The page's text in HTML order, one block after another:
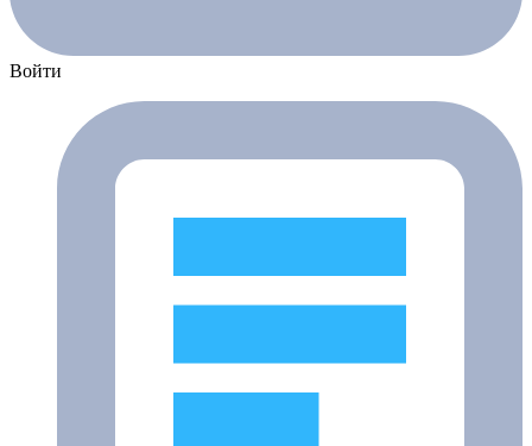
Войти